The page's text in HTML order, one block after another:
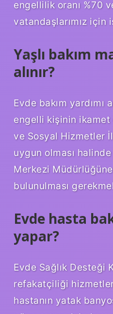
engellilik oranı %70
vatandaşlarımız için
Yaşlı bakım
alınır?
Evde bakım yardımı
engelli kişinin
ve Sosyal Hizmetler
uygun olması
Merkezi
bulunulması
Evde hasta
yapar?
Evde Sağlık Desteği
refakatçiliği
hastanın yatak